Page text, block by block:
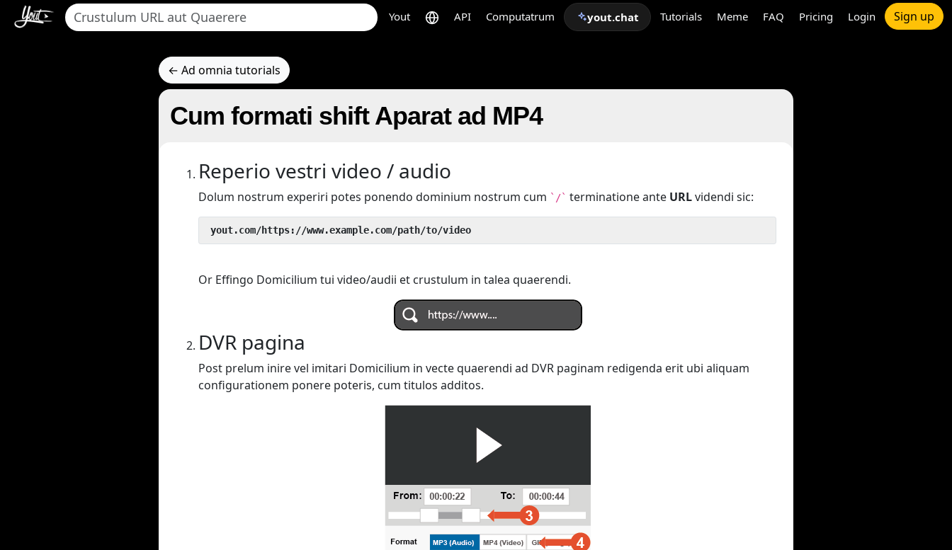
Yout API Computatrum yout.chat Tutorials Meme FAQ Pricing Login Sign up
← Ad omnia tutorials
Cum formati shift Aparat ad MP4
Reperio vestri video / audio
Dolum nostrum experiri potes ponendo dominium nostrum cum `/` terminatione ante URLvidendi sic:
yout.com/https://www.example.com/path/to/video
Or Effingo Domicilium tui video/audii et crustulum in talea quaerendi.
DVR pagina
Post prelum inire vel imitari Domicilium in vecte quaerendi ad DVR paginam redigenda erit ubi aliquam
configurationem ponere poteris, cum titulos additos.